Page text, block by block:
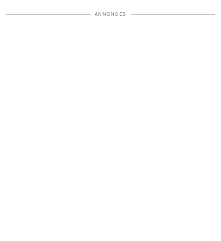
ANNONCES